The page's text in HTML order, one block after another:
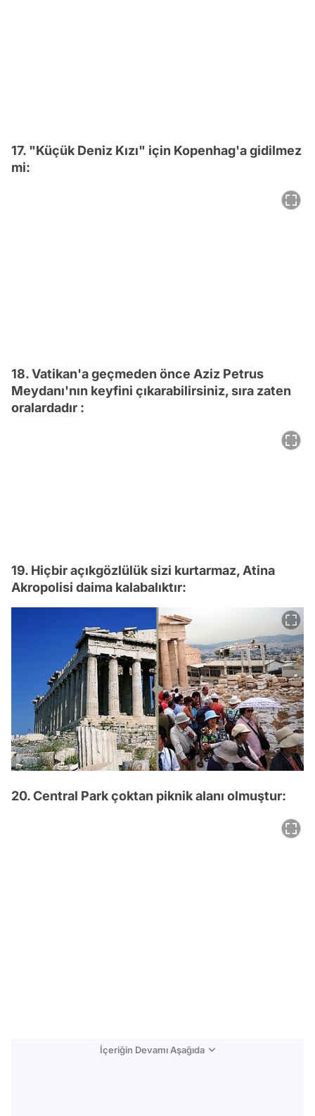
17. "Küçük Deniz Kızı" için Kopenhag'a gidilmez
mi:
18. Vatikan'a geçmeden önce Aziz Petrus
Meydanı'nın keyfini çıkarabilirsiniz, sıra zaten
oralardadır :
19. Hiçbir açıkgözlülük sizi kurtarmaz, Atina
Akropolisi daima kalabalıktır:
20. Central Park çoktan piknik alanı olmuştur:
İçeriğin Devamı Aşağıda